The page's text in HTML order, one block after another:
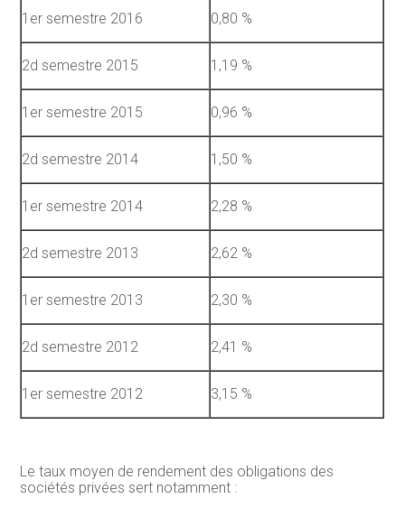
1er semestre 2016 0,80 %
2d semestre 2015 1,19 %
1er semestre 2015 0,96 %
2d semestre 2014 1,50 %
1er semestre 2014 2,28 %
2d semestre 2013 2,62 %
1er semestre 2013 2,30 %
2d semestre 2012 2,41 %
1er semestre 2012 3,15 %
Le taux moyen de rendement des obligations des
sociétés privées sert notamment :